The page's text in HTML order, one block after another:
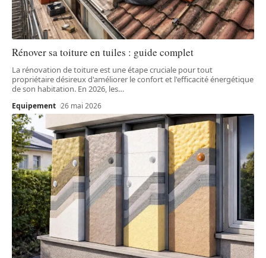
Rénover sa toiture en tuiles : guide complet
La rénovation de toiture est une étape cruciale pour tout
propriétaire désireux d'améliorer le confort et l'efficacité énergétique
de son habitation. En 2026, les…
Equipement 26 mai 2026